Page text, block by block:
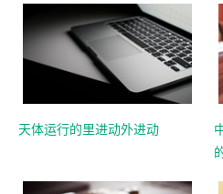
天体运行的里进动外进动